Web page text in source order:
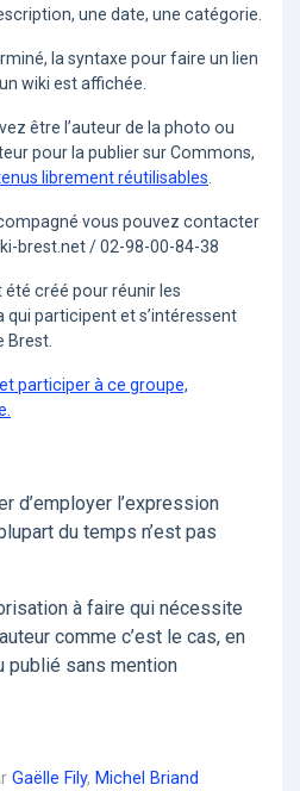
une date, une catégorie.
la syntaxe pour faire un lien
wiki est affichée.
être l’auteur de la photo ou
pour la publier sur Commons,
librement réutilisables.
vous pouvez contacter
brest.net / 02-98-00-84-38
créé pour réunir les
participent et s’intéressent
Brest.
participer à ce groupe,
d’employer l’expression
du temps n’est pas
à faire qui nécessite
comme c’est le cas, en
publié sans mention
Gaëlle Fily, Michel Briand